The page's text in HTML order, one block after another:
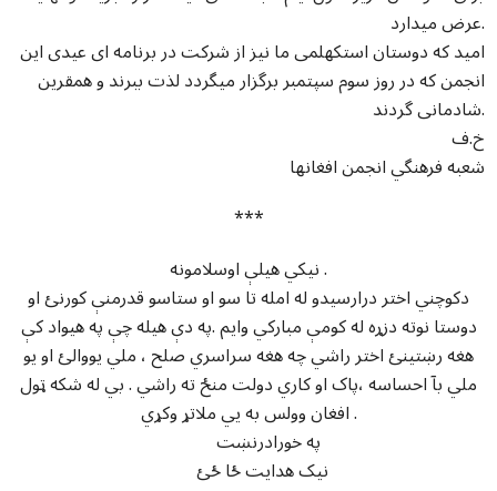
عرض میدارد.
امید که دوستان استکهلمی ما نیز از شرکت در برنامه ای عیدی این
انجمن که در روز سوم سپتمبر برگزار میگردد لذت ببرند و همقرین
شادمانی گردند.
خ.ف
شعبه فرهنگي انجمن افغانها
***
نيکي هيلې اوسلامونه .
دکوچني اختر درارسيدو له امله تا سو او ستاسو قدرمنې کورنئ او
دوستا نوته دزړه له کومې مبارکي وايم .په دې هيله چې په هيواد کې
هغه رښتينئ اختر راشي چه هغه سراسري صلح ، ملي يووالئ او يو
ملي بآ احساسه ،پاک او کاري دولت منځ ته راشي . بي له شکه ټول
افغان وولس به يي ملاتړ وکړي .
په خورادرنښت
نيک هدايت ځا ځئ